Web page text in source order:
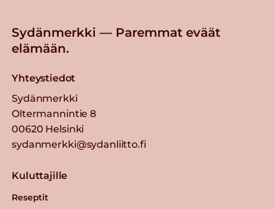
Sydänmerkki — Paremmat eväät
elämään.
Yhteystiedot
Sydänmerkki
Oltermannintie 8
00620 Helsinki
sydanmerkki@sydanliitto.fi
Kuluttajille
Reseptit